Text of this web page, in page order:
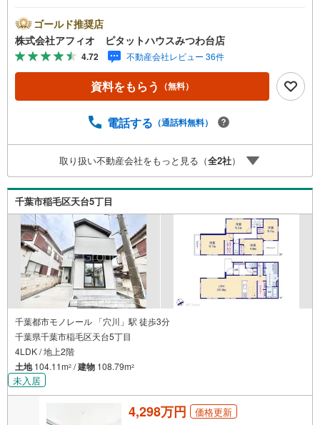
■家族と話しやすいカウンターキッチン■全室収納付きでお
部屋が広く使えます■陽当たりのいいバルコニーは2部屋か
ら出入り可能■南側にお庭がありガーデニングも可能■玄関
はカードキー対応お客様の笑顔のために。千葉県の不動産
のことなら株式会社アフィオにお任せください。お客様の
一生の宝物になるお家探しの、心強いパートナーになれる
ご対応致します。お気軽にお問合せ下さいませ。
ゴールド推奨店
株式会社アフィオ ピタットハウスみつわ台店
4.72 不動産会社レビュー 36件
資料をもらう （無料）
電話する （通話料無料）
取り扱い不動産会社をもっと見る（全2社）
千葉市稲毛区天台5丁目
千葉都市モノレール 「穴川」駅 徒歩3分
千葉県千葉市稲毛区天台5丁目
4LDK / 地上2階
土地104.11m2 /建物 108.79m2
未入居
4,298万円 価格更新